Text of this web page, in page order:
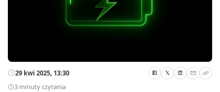
29 kwi 2025, 13:30
3 minuty czytania